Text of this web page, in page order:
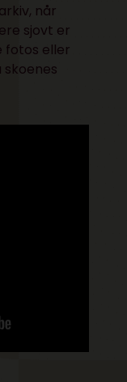
når
sjovt er
fotos eller